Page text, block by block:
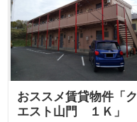
おススメ賃貸物件「ク
エスト山門 １Ｋ」